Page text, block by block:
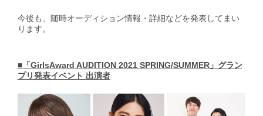
今後も、随時オーディション情報・詳細などを発表してまい
ります。
■「GirlsAward AUDITION 2021 SPRING/SUMMER」グラン
プリ発表イベント 出演者